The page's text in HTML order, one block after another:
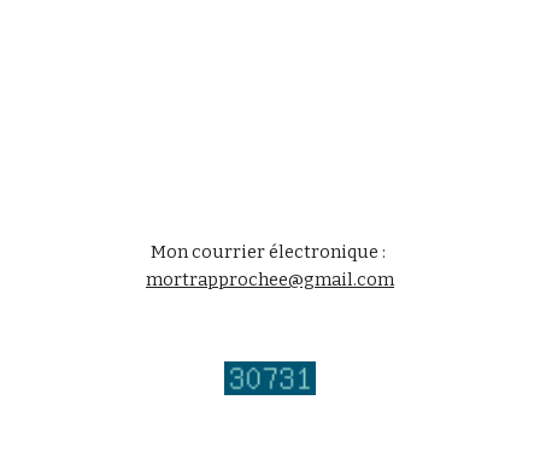
mortrapprochee@gmail.com